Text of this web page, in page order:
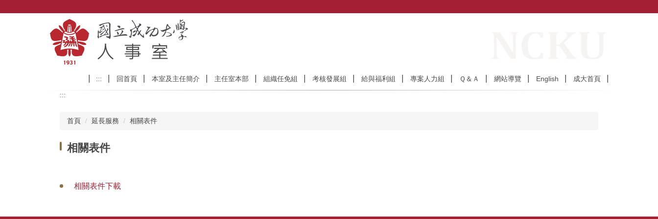
:::
回首頁 本室及主任簡介 主任室本部 組織任免組 考核發展組 給與福利組 專案人力組 Ｑ＆Ａ 網站導覽 English 成大首頁
:::
首頁 延長服務 相關表件
相關表件
相關表件下載